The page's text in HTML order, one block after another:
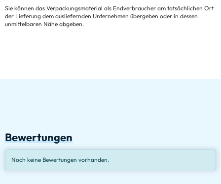
Sie können das Verpackungsmaterial als Endverbraucher am tatsächlichen Ort
der Lieferung dem ausliefernden Unternehmen übergeben oder in dessen
unmittelbaren Nähe abgeben.
Bewertungen
Noch keine Bewertungen vorhanden.